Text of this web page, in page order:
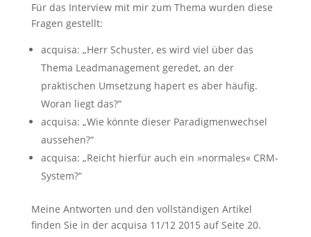
Für das Interview mit mir zum Thema wurden diese
Fragen gestellt:
acquisa: „Herr Schuster, es wird viel über das
Thema Leadmanagement geredet, an der
praktischen Umsetzung hapert es aber häufig.
Woran liegt das?“
acquisa: „Wie könnte dieser Paradigmenwechsel
aussehen?“
acquisa: „Reicht hierfür auch ein »normales« CRM-
System?“
Meine Antworten und den vollständigen Artikel
finden Sie in der acquisa 11/12 2015 auf Seite 20.